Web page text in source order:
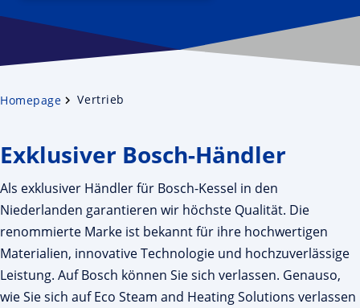
Homepage Vertrieb
Exklusiver Bosch-Händler
Als exklusiver Händler für Bosch-Kessel in den
Niederlanden garantieren wir höchste Qualität. Die
renommierte Marke ist bekannt für ihre hochwertigen
Materialien, innovative Technologie und hochzuverlässige
Leistung. Auf Bosch können Sie sich verlassen. Genauso,
wie Sie sich auf Eco Steam and Heating Solutions verlassen